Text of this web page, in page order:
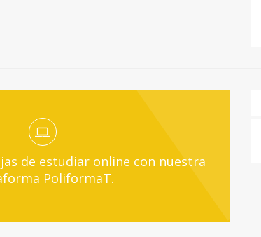
de estudiar online con nuestra
PoliformaT.